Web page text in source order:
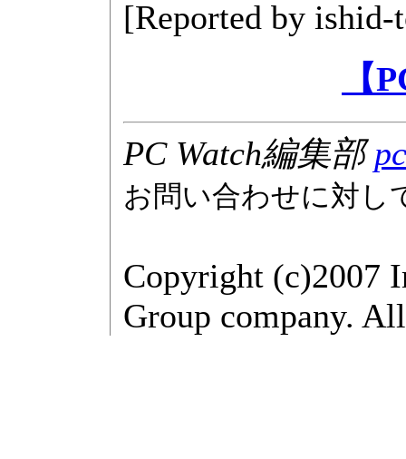
[Reported by ishid-
【
PC Watch編集部
お問い合わせに対し
Copyright (c)2007
Group company.